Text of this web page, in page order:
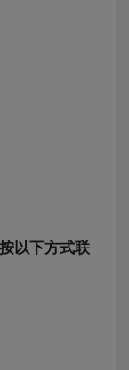
以下方式联